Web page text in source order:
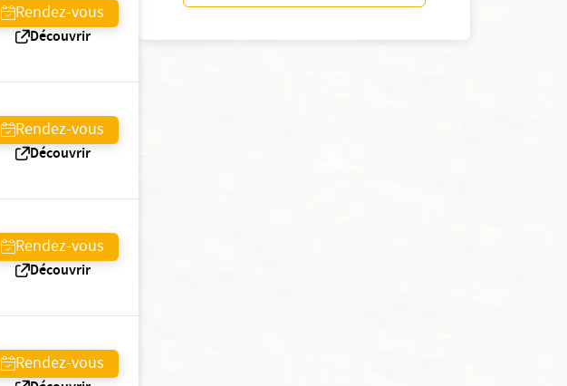
Rendez-vous
Découvrir
Rendez-vous
Découvrir
Rendez-vous
Découvrir
Rendez-vous